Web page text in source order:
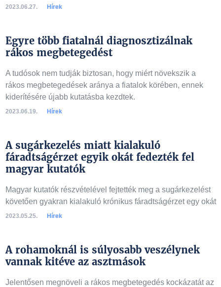
2023.06.27. Hírek
Egyre több fiatalnál diagnosztizálnak
rákos megbetegedést
A tudósok nem tudják biztosan, hogy miért növekszik a
rákos megbetegedések aránya a fiatalok körében, ennek
kiderítésére újabb kutatásba kezdtek.
2023.06.19. Hírek
A sugárkezelés miatt kialakuló
fáradtságérzet egyik okát fedezték fel
magyar kutatók
Magyar kutatók részvételével fejtették meg a sugárkezelést
követően gyakran kialakuló krónikus fáradtságérzet egy okát
2023.05.25. Hírek
A rohamoknál is súlyosabb veszélynek
vannak kitéve az asztmások
Jelentősen megnöveli a rákos megbetegedés kockázatát az